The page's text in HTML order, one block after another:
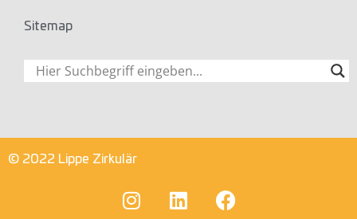
Sitemap
© 2022 Lippe Zirkulär